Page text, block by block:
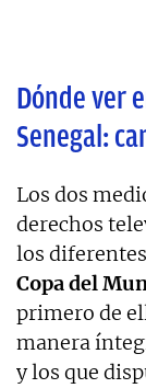
Dónde ver
Senegal:
Los dos
derechos
los
Copa del
primero de
manera
y los que